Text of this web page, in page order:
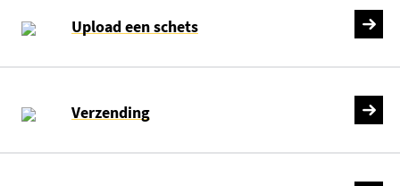
Upload een schets
Verzending